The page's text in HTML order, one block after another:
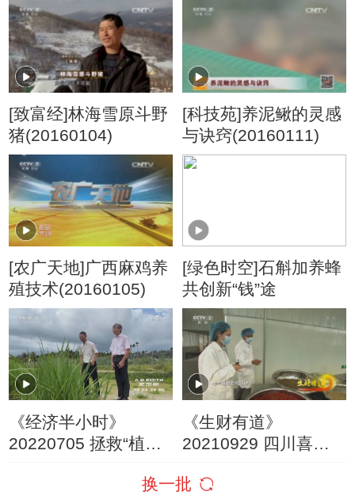
[致富经]林海雪原斗野
猪(20160104)
[科技苑]养泥鳅的灵感
与诀窍(20160111)
[农广天地]广西麻鸡养
殖技术(20160105)
[绿色时空]石斛加养蜂
共创新“钱”途
《经济半小时》
20220705 拯救“植物
《生财有道》
20210929 四川喜
收忙
换一批